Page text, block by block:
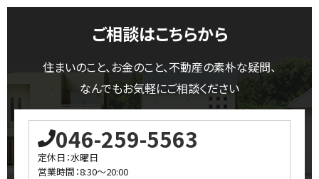
ご相談はこちらから
住まいのこと、お金のこと、不動産の素朴な疑問、
なんでもお気軽にご相談ください
046-259-5563
定休日：水曜日
営業時間：8:30～20:00